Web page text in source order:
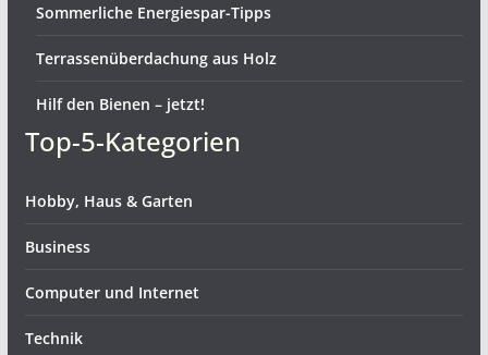
Sommerliche Energiespar-Tipps
Terrassenüberdachung aus Holz
Hilf den Bienen – jetzt!
Top-5-Kategorien
Hobby, Haus & Garten
Business
Computer und Internet
Technik